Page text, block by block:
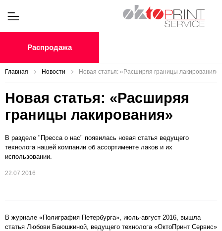
Распродажа
Главная Новости Новая статья: «Расширяя границы лакирования»
Новая статья: «Расширяя
границы лакирования»
В разделе "Пресса о нас" появилась новая статья ведущего
технолога нашей компании об ассортименте лаков и их
использовании.
22.07.2016
В журнале «Полиграфия Петербурга», июль-август 2016, вышла
статья Любови Баюшкиной, ведущего технолога «ОктоПринт Сервис»